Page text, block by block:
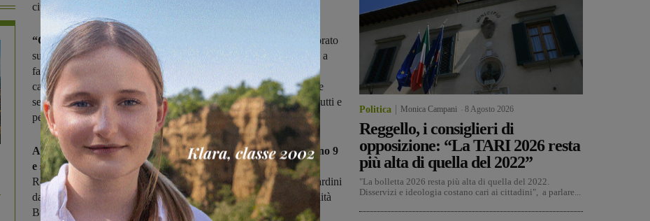
cittadini che, quotidianamente, lo utilizzano”.
“Come Amministrazione – conclude il Sindaco
– abbiamo lavorato
sulla videosorveglianza e incrementato i controlli, e continueremo a
farlo. Ma non è una soluzione valida in termini assoluti. Serve un
cambio di mentalità, serve imparare a rispettare gli spazi pubblici e
serve la collaborazione da parte dei cittadini per tutelare i beni di tutti e
per salvaguardarli”.
A Figline e Incisa i fontanelli installati, tra il 2017 e il 2018, sono 9
e si trovano in varie zone della città: a Figline in piazza Guido
Rossa, in via della Resistenza, in piazza Salvo D’Acquisto, ai Giardini
dalla Chiesa, allo Stecco, in piazza Don Minzoni; a Incisa in località
Burchio, La Massa e in piazza Santa Lucia. Grazie alla loro
Politica Monica Campani 8 Agosto 2026
Reggello, i consiglieri di
opposizione: “La TARI 2026 resta
più alta di quella del 2022”
"La bolletta 2026 resta più alta di quella del 2022.
Disservizi e ideologia costano cari ai cittadini", a parlare...